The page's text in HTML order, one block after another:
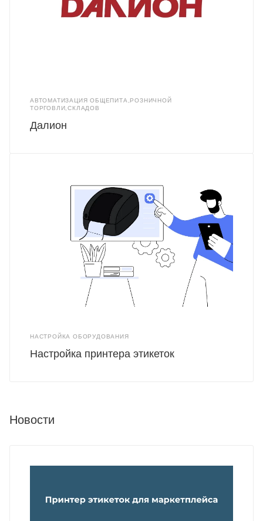
АВТОМАТИЗАЦИЯ ОБЩЕПИТА,РОЗНИЧНОЙ
ТОРГОВЛИ,СКЛАДОВ
Далион
НАСТРОЙКА ОБОРУДОВАНИЯ
Настройка принтера этикеток
Новости